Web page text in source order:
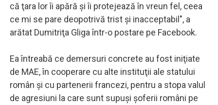
că ţara lor îi apără şi îi protejează în vreun fel, ceea
ce mi se pare deopotrivă trist şi inacceptabil", a
arătat Dumitriţa Gliga într-o postare pe Facebook.
Ea întreabă ce demersuri concrete au fost iniţiate
de MAE, în cooperare cu alte instituţii ale statului
român şi cu partenerii francezi, pentru a stopa valul
de agresiuni la care sunt supuşi şoferii români pe